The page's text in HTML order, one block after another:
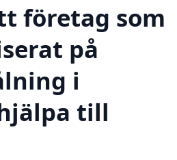
företag som
på
i
till